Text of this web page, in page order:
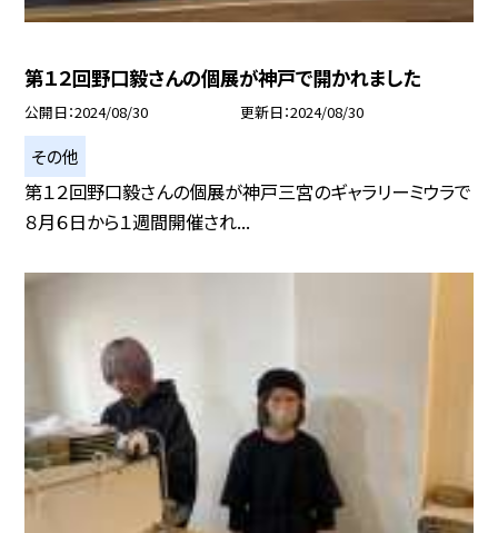
第１２回野口毅さんの個展が神戸で開かれました
公開日 2024/08/30 更新日 2024/08/30
その他
第１２回野口毅さんの個展が神戸三宮のギャラリーミウラで
８月６日から１週間開催され...